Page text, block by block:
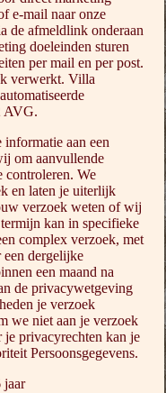
e-mail naar onze
de afmeldlink onderaan
doeleinden sturen
per mail en per post.
verwerkt. Villa
AVG.
aan een
om aanvullende
controleren. We
en laten je uiterlijk
verzoek weten of wij
kan in specifieke
complex verzoek, met
dergelijke
een maand na
de privacywetgeving
je verzoek
we niet aan je verzoek
privacyrechten kan je
Persoonsgegevens.
jaar